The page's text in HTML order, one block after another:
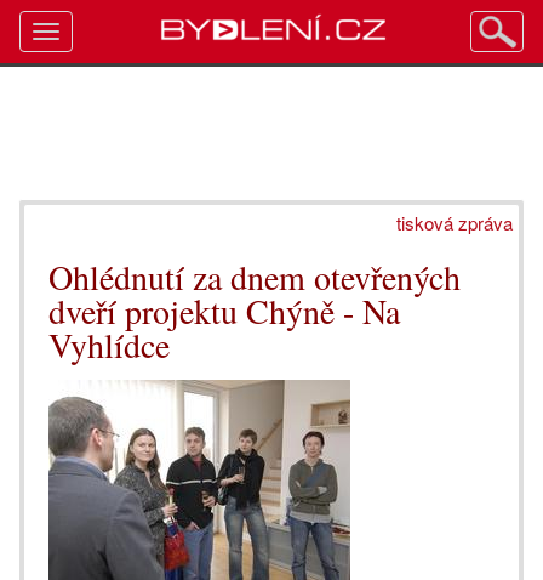
tisková zpráva
Ohlédnutí za dnem otevřených
dveří projektu Chýně - Na
Vyhlídce
Toggle
navigation